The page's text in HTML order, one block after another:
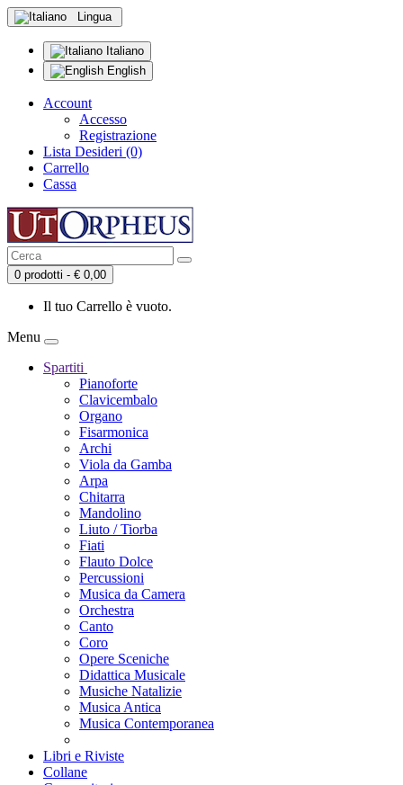
Lingua
Italiano
English
Account
Accesso
Registrazione
Lista Desideri (0)
Carrello
Cassa
0 prodotti - € 0,00
Il tuo Carrello è vuoto.
Menu
Spartiti
Pianoforte
Clavicembalo
Organo
Fisarmonica
Archi
Viola da Gamba
Arpa
Chitarra
Mandolino
Liuto / Tiorba
Fiati
Flauto Dolce
Percussioni
Musica da Camera
Orchestra
Canto
Coro
Opere Sceniche
Didattica Musicale
Musiche Natalizie
Musica Antica
Musica Contemporanea
Libri e Riviste
Collane